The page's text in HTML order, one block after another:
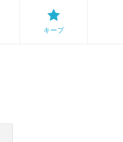
キープ